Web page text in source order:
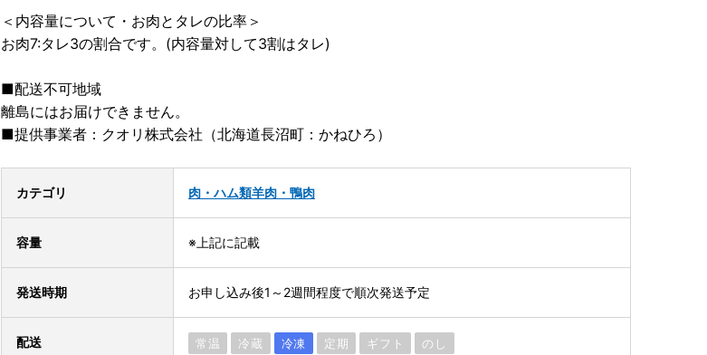
＜内容量について・お肉とタレの比率＞
お肉7:タレ3の割合です。(内容量対して3割はタレ)
■配送不可地域
離島にはお届けできません。
■提供事業者：クオリ株式会社（北海道長沼町：かねひろ）
カテゴリ 肉・ハム類羊肉・鴨肉
容量 ※上記に記載
発送時期 お申し込み後1～2週間程度で順次発送予定
配送 常温 冷蔵 冷凍 定期 ギフト のし